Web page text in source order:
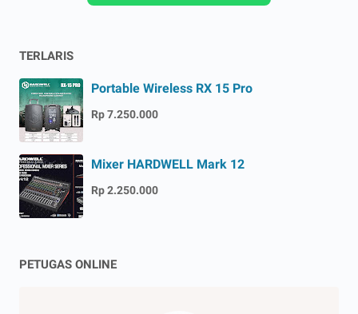
TERLARIS
Portable Wireless RX 15 Pro
Rp 7.250.000
Mixer HARDWELL Mark 12
Rp 2.250.000
PETUGAS ONLINE